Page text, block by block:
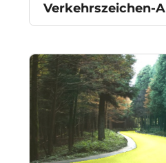
Verkehrszeichen-